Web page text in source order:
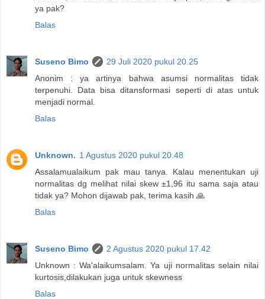
ya pak?
Balas
Suseno Bimo
29 Juli 2020 pukul 20.25
Anonim : ya artinya bahwa asumsi normalitas tidak
terpenuhi. Data bisa ditansformasi seperti di atas untuk
menjadi normal.
Balas
Unknown. 1 Agustus 2020 pukul 20.48
Assalamualaikum pak mau tanya. Kalau menentukan uji
normalitas dg melihat nilai skew ±1,96 itu sama saja atau
tidak ya? Mohon dijawab pak, terima kasih 🙏
Balas
Suseno Bimo
2 Agustus 2020 pukul 17.42
Unknown : Wa'alaikumsalam. Ya uji normalitas selain nilai
kurtosis,dilakukan juga untuk skewness
Balas